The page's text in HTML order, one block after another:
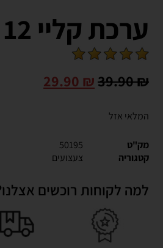
ערכת קליי 12 יח' במזוודה
39.90₪
29.90 ₪
המלאי אזל
מק"ט
50195
קטגוריה
צעצועים
למה לקוחות רוכשים